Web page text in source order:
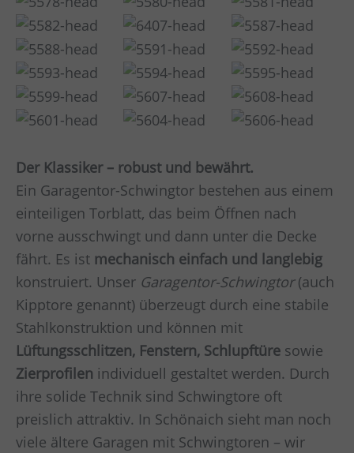
Der Klassiker – robust und bewährt.
Ein Garagentor-Schwingtor bestehen aus einem
einteiligen Torblatt, das beim Öffnen nach
vorne ausschwingt und dann unter die Decke
fährt. Es ist mechanisch einfach und langlebig
konstruiert. Unser Garagentor-Schwingtor(auch
Kipptore genannt) überzeugt durch eine stabile
Stahlkonstruktion und können mit
Lüftungsschlitzen, Fenstern, Schlupftüre sowie
Zierprofilen individuell gestaltet werden. Durch
ihre solide Technik sind Schwingtore oft
preislich attraktiv. In Schönaich sieht man noch
viele ältere Garagen mit Schwingtoren – wir